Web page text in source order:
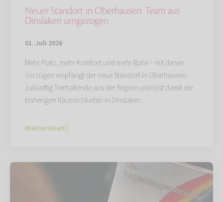
Neuer Standort in Oberhausen: Team aus
Dinslaken umgezogen
01. Juli 2026
Mehr Platz, mehr Komfort und mehr Ruhe – mit diesen
Vorzügen empfängt der neue Standort in Oberhausen
zukünftig Tierhaltende aus der Region und löst damit die
bisherigen Räumlichkeiten in Dinslaken…
Weiterlesen